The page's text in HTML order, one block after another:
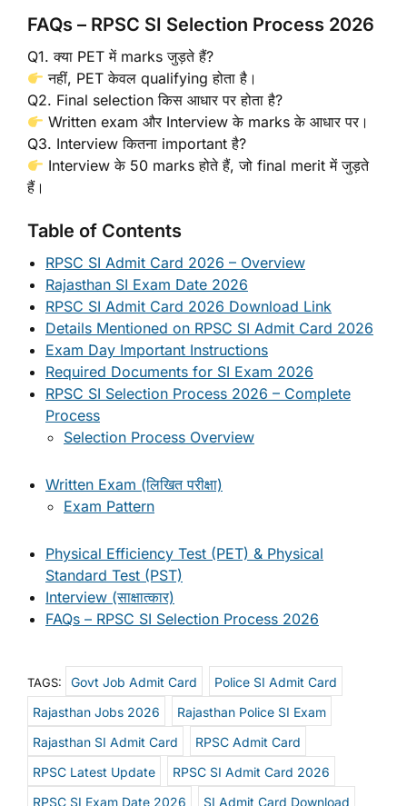
FAQs – RPSC SI Selection Process 2026
Q1. क्या PET में marks जुड़ते हैं?
नहीं, PET केवल qualifying होता है।
Q2. Final selection किस आधार पर होता है?
Written exam और Interview के marks के आधार पर।
Q3. Interview कितना important है?
Interview के 50 marks होते हैं, जो final merit में जुड़ते
हैं।
Table of Contents
RPSC SI Admit Card 2026 – Overview
Rajasthan SI Exam Date 2026
RPSC SI Admit Card 2026 Download Link
Details Mentioned on RPSC SI Admit Card 2026
Exam Day Important Instructions
Required Documents for SI Exam 2026
RPSC SI Selection Process 2026 – Complete
Process
Selection Process Overview
Written Exam (लिखित परीक्षा)
Exam Pattern
Physical Efficiency Test (PET) & Physical
Standard Test (PST)
Interview (साक्षात्कार)
FAQs – RPSC SI Selection Process 2026
TAGS: Govt Job Admit Card
Police SI Admit Card
Rajasthan Jobs 2026
Rajasthan Police SI Exam
Rajasthan SI Admit Card
RPSC Admit Card
RPSC Latest Update
RPSC SI Admit Card 2026
RPSC SI Exam Date 2026
SI Admit Card Download